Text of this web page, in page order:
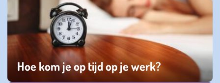
Hoe kom je op tijd op je werk?